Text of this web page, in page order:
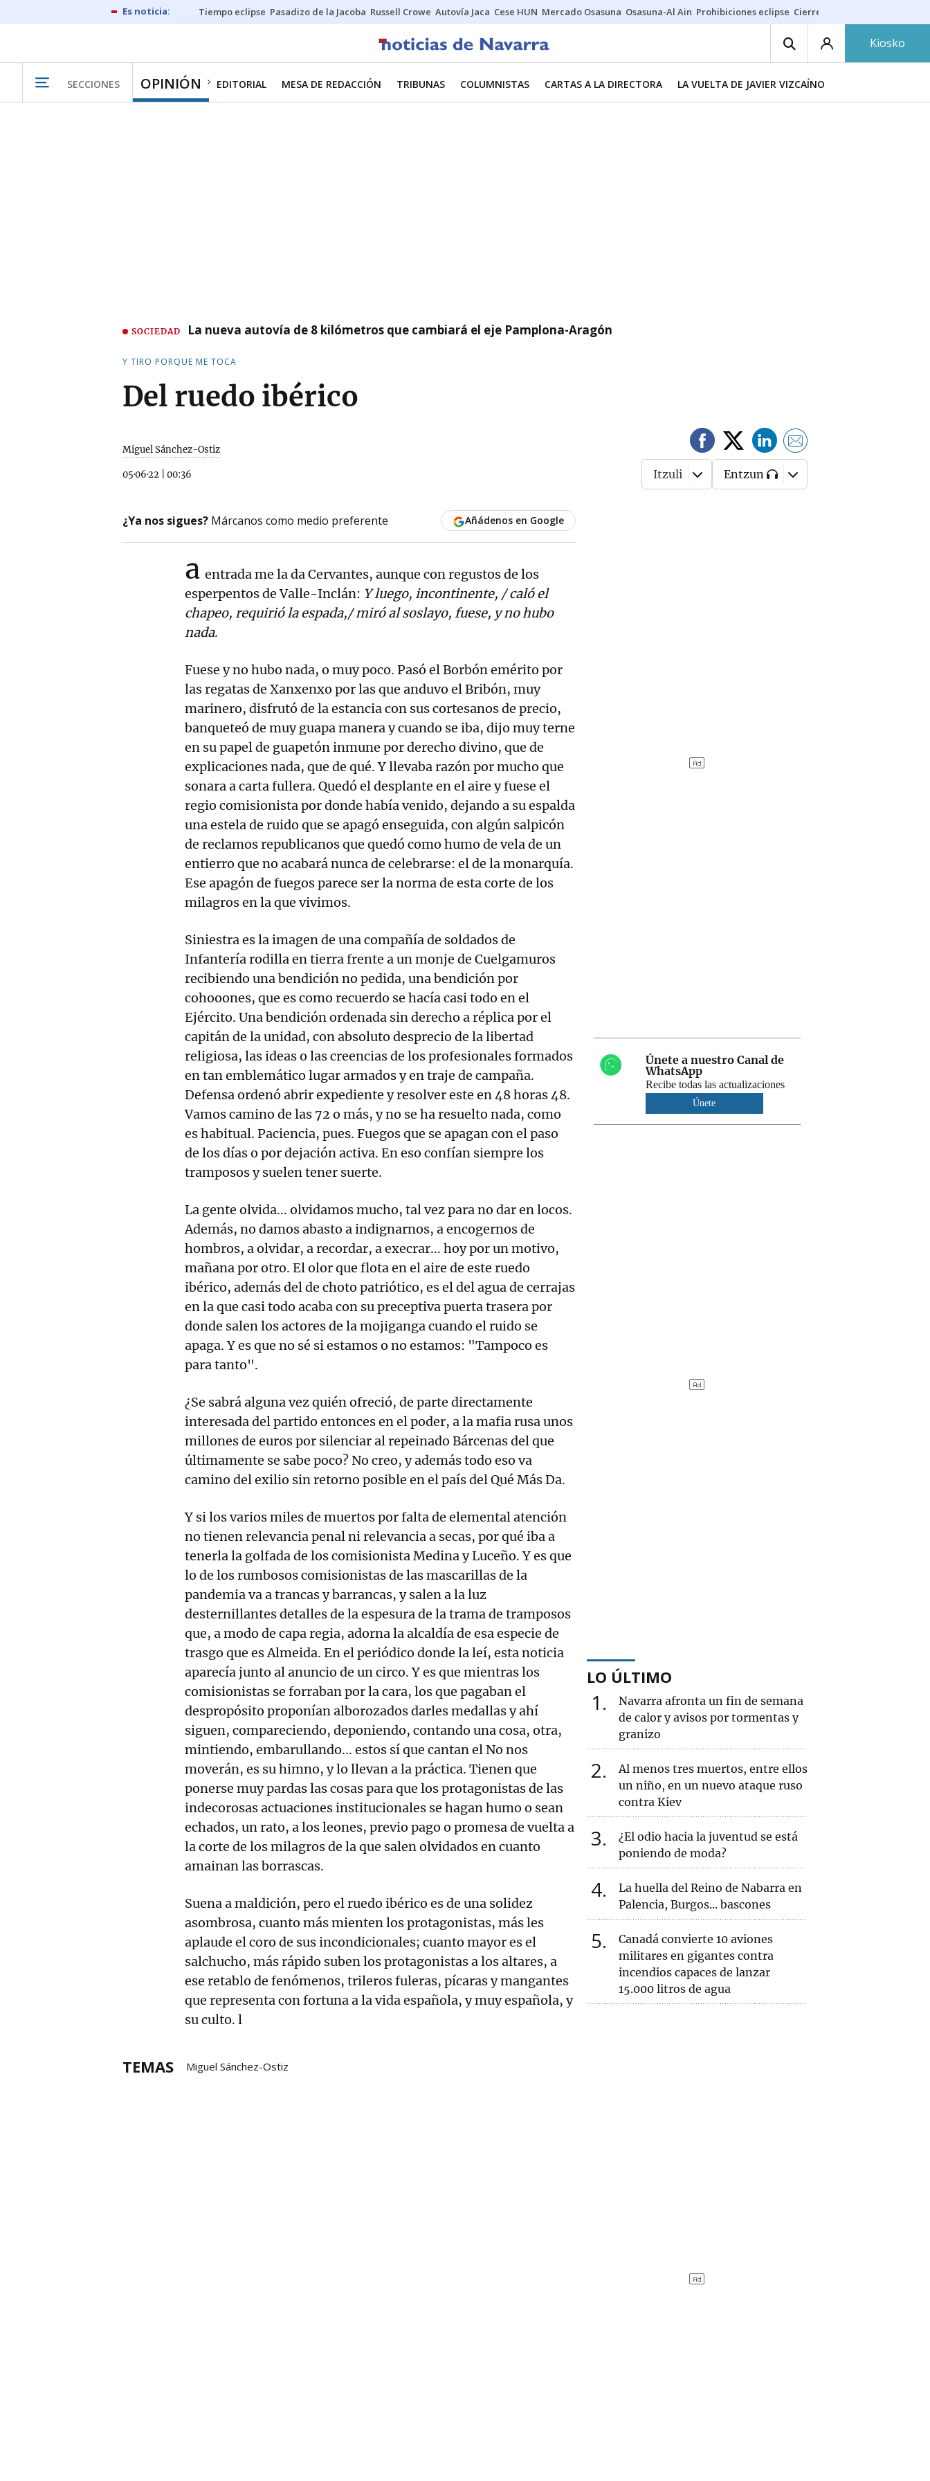
Tiempo eclipse Pasadizo de la Jacoba Russell Crowe Autovía Jaca Cese HUN Mercado Osasuna Osasuna-Al Ain Prohibiciones eclipse Cierre cosmética
Kiosko
SECCIONES OPINIÓN EDITORIAL MESA DE REDACCIÓN TRIBUNAS COLUMNISTAS CARTAS A LA DIRECTORA LA VUELTA DE JAVIER VIZCAÍNO
SOCIEDAD La nueva autovía de 8 kilómetros que cambiará el eje Pamplona-Aragón
Y TIRO PORQUE ME TOCA
Del ruedo ibérico
Miguel Sánchez-Ostiz
05·06·22 00:36 Itzuli Entzun
¿Ya nos sigues? Márcanos como medio preferente Añádenos en Google
a entrada me la da Cervantes, aunque con regustos de los
esperpentos de Valle-Inclán: Y luego, incontinente, / caló el
chapeo, requirió la espada,/ miró al soslayo, fuese, y no hubo
nada.
Fuese y no hubo nada, o muy poco. Pasó el Borbón emérito por
las regatas de Xanxenxo por las que anduvo el Bribón, muy
marinero, disfrutó de la estancia con sus cortesanos de precio,
banqueteó de muy guapa manera y cuando se iba, dijo muy terne
en su papel de guapetón inmune por derecho divino, que de
explicaciones nada, que de qué. Y llevaba razón por mucho que
sonara a carta fullera. Quedó el desplante en el aire y fuese el
regio comisionista por donde había venido, dejando a su espalda
una estela de ruido que se apagó enseguida, con algún salpicón
de reclamos republicanos que quedó como humo de vela de un
entierro que no acabará nunca de celebrarse: el de la monarquía.
Ese apagón de fuegos parece ser la norma de esta corte de los
milagros en la que vivimos.
Siniestra es la imagen de una compañía de soldados de
Infantería rodilla en tierra frente a un monje de Cuelgamuros
recibiendo una bendición no pedida, una bendición por
cohooones, que es como recuerdo se hacía casi todo en el
Ejército. Una bendición ordenada sin derecho a réplica por el
capitán de la unidad, con absoluto desprecio de la libertad
religiosa, las ideas o las creencias de los profesionales formados
en tan emblemático lugar armados y en traje de campaña.
Defensa ordenó abrir expediente y resolver este en 48 horas 48.
Vamos camino de las 72 o más, y no se ha resuelto nada, como
es habitual. Paciencia, pues. Fuegos que se apagan con el paso
de los días o por dejación activa. En eso confían siempre los
tramposos y suelen tener suerte.
La gente olvida... olvidamos mucho, tal vez para no dar en locos.
Además, no damos abasto a indignarnos, a encogernos de
hombros, a olvidar, a recordar, a execrar... hoy por un motivo,
mañana por otro. El olor que flota en el aire de este ruedo
ibérico, además del de choto patriótico, es el del agua de cerrajas
en la que casi todo acaba con su preceptiva puerta trasera por
donde salen los actores de la mojiganga cuando el ruido se
apaga. Y es que no sé si estamos o no estamos: "Tampoco es
para tanto".
¿Se sabrá alguna vez quién ofreció, de parte directamente
interesada del partido entonces en el poder, a la mafia rusa unos
millones de euros por silenciar al repeinado Bárcenas del que
últimamente se sabe poco? No creo, y además todo eso va
camino del exilio sin retorno posible en el país del Qué Más Da.
Y si los varios miles de muertos por falta de elemental atención
no tienen relevancia penal ni relevancia a secas, por qué iba a
tenerla la golfada de los comisionista Medina y Luceño. Y es que
lo de los rumbosos comisionistas de las mascarillas de la
pandemia va a trancas y barrancas, y salen a la luz
desternillantes detalles de la espesura de la trama de tramposos
que, a modo de capa regia, adorna la alcaldía de esa especie de
trasgo que es Almeida. En el periódico donde la leí, esta noticia
aparecía junto al anuncio de un circo. Y es que mientras los
comisionistas se forraban por la cara, los que pagaban el
despropósito proponían alborozados darles medallas y ahí
siguen, compareciendo, deponiendo, contando una cosa, otra,
mintiendo, embarullando... estos sí que cantan el No nos
moverán, es su himno, y lo llevan a la práctica. Tienen que
ponerse muy pardas las cosas para que los protagonistas de las
indecorosas actuaciones institucionales se hagan humo o sean
echados, un rato, a los leones, previo pago o promesa de vuelta a
la corte de los milagros de la que salen olvidados en cuanto
amainan las borrascas.
Suena a maldición, pero el ruedo ibérico es de una solidez
asombrosa, cuanto más mienten los protagonistas, más les
aplaude el coro de sus incondicionales; cuanto mayor es el
salchucho, más rápido suben los protagonistas a los altares, a
ese retablo de fenómenos, trileros fuleras, pícaras y mangantes
que representa con fortuna a la vida española, y muy española, y
su culto. l
TEMAS Miguel Sánchez-Ostiz
Únete a nuestro Canal de
WhatsApp
Recibe todas las actualizaciones
Únete
LO ÚLTIMO
1
Navarra afronta un fin de semana
de calor y avisos por tormentas y
granizo
2
Al menos tres muertos, entre ellos
un niño, en un nuevo ataque ruso
contra Kiev
3
¿El odio hacia la juventud se está
poniendo de moda?
4
La huella del Reino de Nabarra en
Palencia, Burgos... bascones
5
Canadá convierte 10 aviones
militares en gigantes contra
incendios capaces de lanzar
15.000 litros de agua